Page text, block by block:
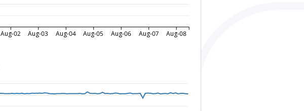
Aug-02 Aug-03 Aug-04 Aug-05 Aug-06 Aug-07 Aug-08